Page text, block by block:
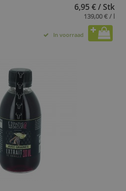
6,95 € / Stk
139,00 € / l
In voorraad